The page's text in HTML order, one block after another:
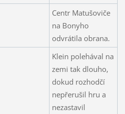
Centr Matušoviče
na Bonyho
odvrátila obrana.
Klein polehával na
zemi tak dlouho,
dokud rozhodčí
nepřerušil hru a
nezastavil